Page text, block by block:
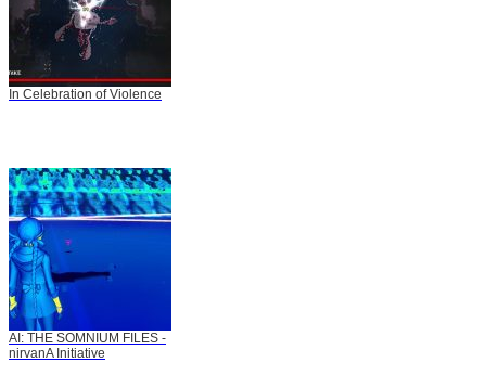
In Celebration of Violence
AI: THE SOMNIUM FILES -
nirvanA Initiative